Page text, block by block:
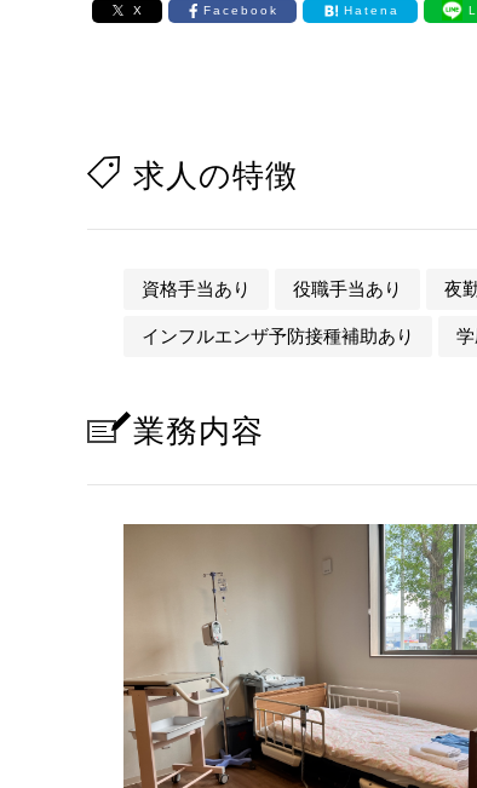
X Facebook Hatena
求人の特徴
資格手当あり 役職手当あり 夜
インフルエンザ予防接種補助あり
業務内容